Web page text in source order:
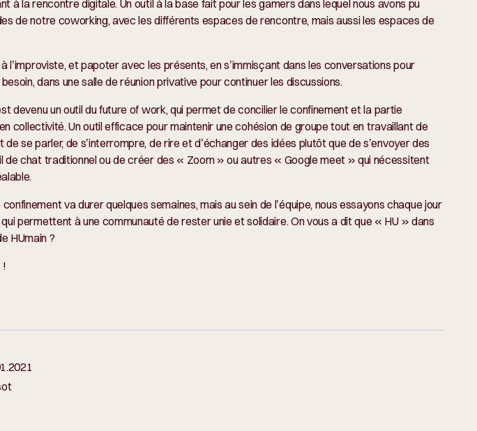
à la rencontre digitale. Un outil à la base fait pour les gamers dans lequel nous avons pu
de notre coworking, avec les différents espaces de rencontre, mais aussi les espaces de
l’improviste, et papoter avec les présents, en s’immisçant dans les conversations pour
dans une salle de réunion privative pour continuer les discussions.
devenu un outil du future of work, qui permet de concilier le confinement et la partie
collectivité. Un outil efficace pour maintenir une cohésion de groupe tout en travaillant de
se parler, de s’interrompre, de rire et d’échanger des idées plutôt que de s’envoyer des
de chat traditionnel ou de créer des « Zoom » ou autres « Google meet » qui nécessitent
va durer quelques semaines, mais au sein de l’équipe, nous essayons chaque jour
permettent à une communauté de rester unie et solidaire. On vous a dit que « HU » dans
HUmain ?
!